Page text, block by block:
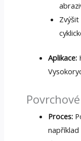
Aplikace:
Proces:
například